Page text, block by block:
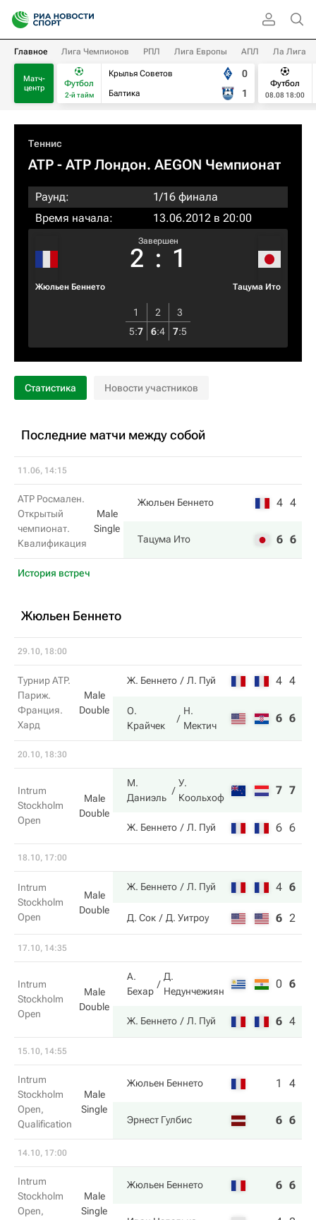
Главное Лига Чемпионов РПЛ Лига Европы АПЛ Ла Лига
Матч-
центр
Футбол
2-й тайм
Крылья Советов
Балтика
0
1
Футбол
08.08 18:00
Теннис
ATP - ATP Лондон. AEGON Чемпионат
Раунд:
1/16 финала
Время начала:
13.06.2012 в 20:00
Жюльен Беннето
Завершен
2 : 1
Тацума Ито
1 2
3
5:7 6:4 7:5
Статистика Новости участников
Последние матчи между собой
11.06, 14:15
ATP Росмален.
Открытый
чемпионат.
Квалификация
Male
Single
Жюльен Беннето 4 4
Тацума Ито 6 6
История встреч
Жюльен Беннето
29.10, 18:00
Турнир ATP.
Париж.
Франция.
Хард
Male
Double
Ж. Беннето Л. Пуй 4 4
О.
Крайчек
Н.
Мектич
6 6
20.10, 18:30
Intrum
Stockholm
Open
Male
Double
М.
Даниэль
У.
Коольхоф
7 7
Ж. Беннето Л. Пуй 6 6
18.10, 17:00
Intrum
Stockholm
Open
Male
Double
Ж. Беннето Л. Пуй 4 6
Д. Сок Д. Уитроу 6 2
17.10, 14:35
Intrum
Stockholm
Open
Male
Double
А.
Бехар
Д.
Недунчежиян
0 6
Ж. Беннето Л. Пуй 6 4
15.10, 14:55
Intrum
Stockholm
Open,
Qualification
Male
Single
Жюльен Беннето 1 4
Эрнест Гулбис 6 6
14.10, 17:00
Intrum
Stockholm
Open,
Male
Single
Жюльен Беннето 6 6